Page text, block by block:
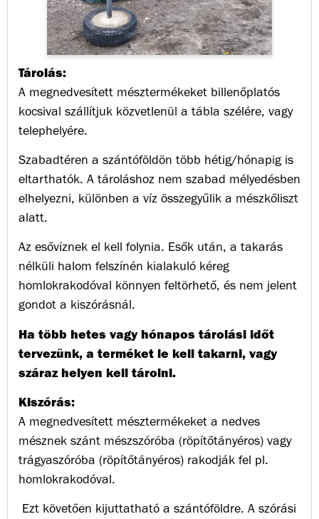
Tárolás:
A megnedvesített mésztermékeket billenőplatós
kocsival szállítjuk közvetlenül a tábla szélére, vagy
telephelyére.
Szabadtéren a szántóföldön több hétig/hónapig is
eltarthatók. A tároláshoz nem szabad mélyedésben
elhelyezni, különben a víz összegyűlik a mészkőliszt
alatt.
Az esővíznek el kell folynia. Esők után, a takarás
nélküli halom felszínén kialakuló kéreg
homlokrakodóval könnyen feltörhető, és nem jelent
gondot a kiszórásnál.
Ha több hetes vagy hónapos tárolási időt
tervezünk, a terméket le kell takarni, vagy
száraz helyen kell tárolni.
Kiszórás:
A megnedvesített mésztermékeket a nedves
mésznek szánt mészszóróba (röpítőtányéros) vagy
trágyaszóróba (röpítőtányéros) rakodják fel pl.
homlokrakodóval.
Ezt követően kijuttatható a szántóföldre. A szórási